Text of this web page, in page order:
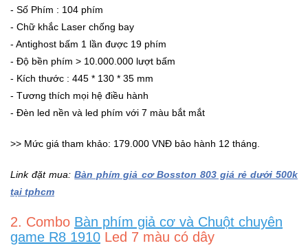
Bị
Văn
Sức
Khỏe
Làm
Thiết
Y
Tế
Dụng
- Số Phím : 104 phím
- Chữ khắc Laser chống bay
- Antighost bấm 1 lần được 19 phím
- Độ bền phím > 10.000.000 lượt bấm
- Kích thước : 445 * 130 * 35 mm
- Tương thích mọi hệ điều hành
- Đèn led nền và led phím với 7 màu bắt mắt
>> Mức giá tham khảo: 179.000 VNĐ bảo hành 12 tháng.
Link đặt mua:Bàn phím giả cơ Bosston 803 giá rẻ dưới 500k
tại tphcm
2. Combo Bàn phím giả cơ và Chuột chuyên
game R8 1910 Led 7 màu có dây